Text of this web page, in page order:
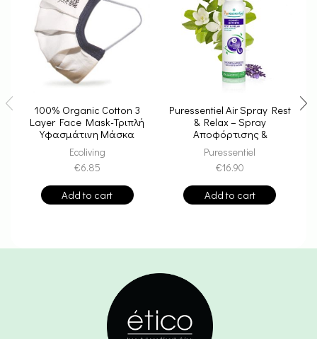
100% Organic Cotton 3
Layer Face Mask-Τριπλή
Υφασμάτινη Μάσκα
Πολλαπλών Χρήσεων
Ecoliving
€6.85
Add to cart
Puressentiel Air Spray Rest
& Relax – Spray
Αποφόρτισης &
Χαλάρωσης
Puressentiel
€16.90
Add to cart